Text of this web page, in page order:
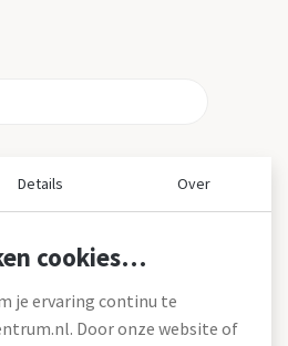
Details Over
cookies…
je ervaring continu te
Door onze website of